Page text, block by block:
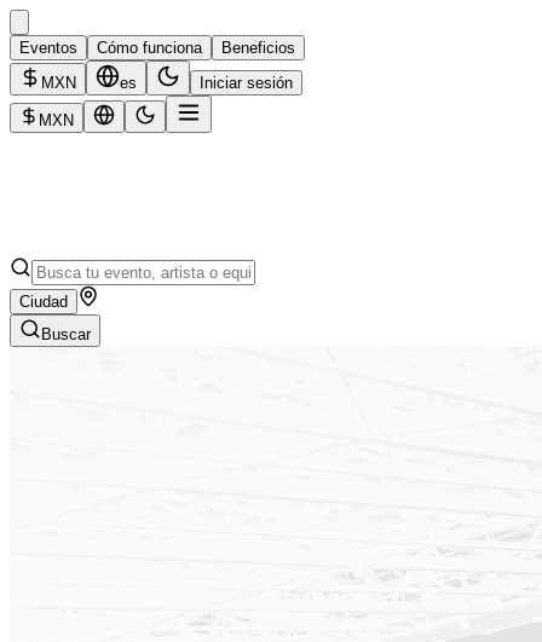
Eventos Cómo funciona
Beneficios
MXN
es Iniciar sesión
MXN
Ciudad
Buscar